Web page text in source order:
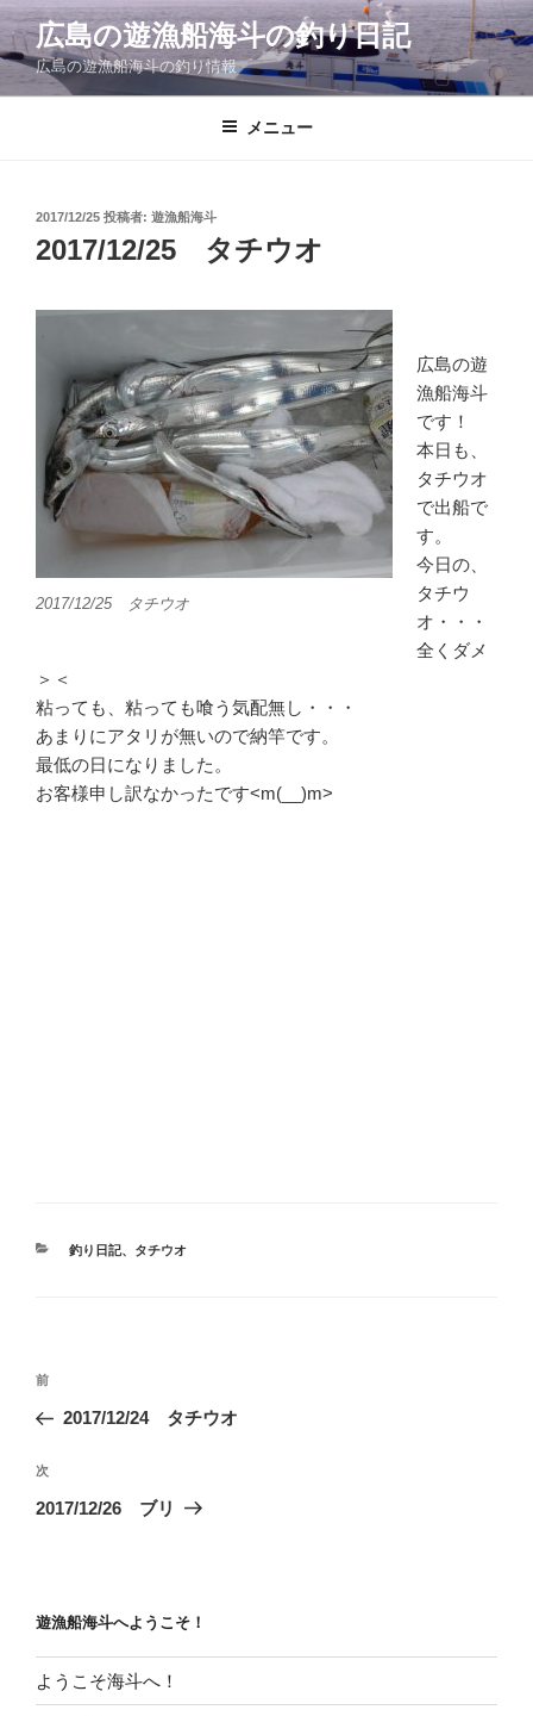
コ
ン
ン
広島の遊漁船海斗の釣り日記
広島の遊漁船海斗の釣り情報
メニュー
投
稿
日:
2017/12/25 投稿者: 遊漁船海斗
2017/12/25 タチウオ
2017/12/25 タチウオ
広島の遊
漁船海斗
です！
本日も、
タチウオ
で出船で
す。
今日の、
タチウ
オ・・・
全くダメ
＞＜
粘っても、粘っても喰う気配無し・・・
あまりにアタリが無いので納竿です。
最低の日になりました。
お客様申し訳なかったです<m(__)m>
カ
釣り日記、 タチウオ
投
ビ
ゲ
ン
前
の
稿
前
2017/12/24 タチウオ
次
の
次
2017/12/26 ブリ
遊漁船海斗へようこそ！
ようこそ海斗へ！